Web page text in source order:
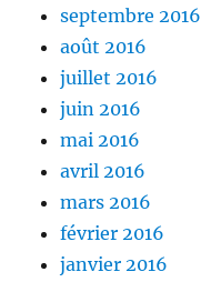
septembre 2016
août 2016
juillet 2016
juin 2016
mai 2016
avril 2016
mars 2016
février 2016
janvier 2016